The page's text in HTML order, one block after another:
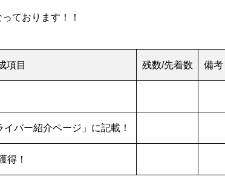
ております！！
項目 残数/先着数 備考
バー紹介ページ」に記載！
得！